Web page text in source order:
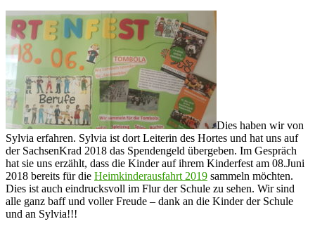
Dies haben wir von
Sylvia erfahren. Sylvia ist dort Leiterin des Hortes und hat uns auf
der SachsenKrad 2018 das Spendengeld übergeben. Im Gespräch
hat sie uns erzählt, dass die Kinder auf ihrem Kinderfest am 08.Juni
2018 bereits für die Heimkinderausfahrt 2019 sammeln möchten.
Dies ist auch eindrucksvoll im Flur der Schule zu sehen. Wir sind
alle ganz baff und voller Freude – dank an die Kinder der Schule
und an Sylvia!!!